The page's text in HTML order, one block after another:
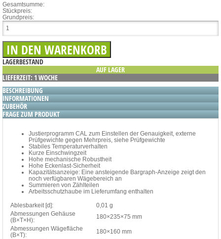
Gesamtsumme:
Stückpreis:
Grundpreis:
LAGERBESTAND
AUF LAGER
LIEFERZEIT: 1 WOCHE
BESCHREIBUNG
INFORMATIONEN
ZUBEHÖR
FRAGE ZUM PRODUKT
Justierprogramm CAL zum Einstellen der Genauigkeit, externe
Prüfgewichte gegen Mehrpreis, siehe Prüfgewichte
Stabiles Temperaturverhalten
Kurze Einschwingzeit
Hohe mechanische Robustheit
Hohe Eckenlast-Sicherheit
Kapazitätsanzeige: Eine ansteigende Bargraph-Anzeige zeigt den
noch verfügbaren Wägebereich an
Summieren von Zählteilen
Arbeitsschutzhaube im Lieferumfang enthalten
Ablesbarkeit [d]:
0,01 g
Abmessungen Gehäuse
(B×T×H):
180×235×75 mm
Abmessungen Wägefläche
(B×T):
180×160 mm